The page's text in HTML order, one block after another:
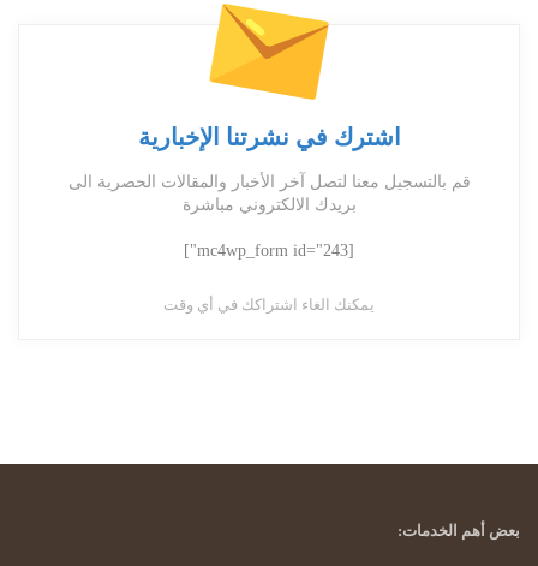
اشترك في نشرتنا الإخبارية
قم بالتسجيل معنا لتصل آخر الأخبار والمقالات الحصرية الى
بريدك الالكتروني مباشرة
[mc4wp_form id="243"]
يمكنك الغاء اشتراكك في أي وقت
بعض أهم الخدمات: